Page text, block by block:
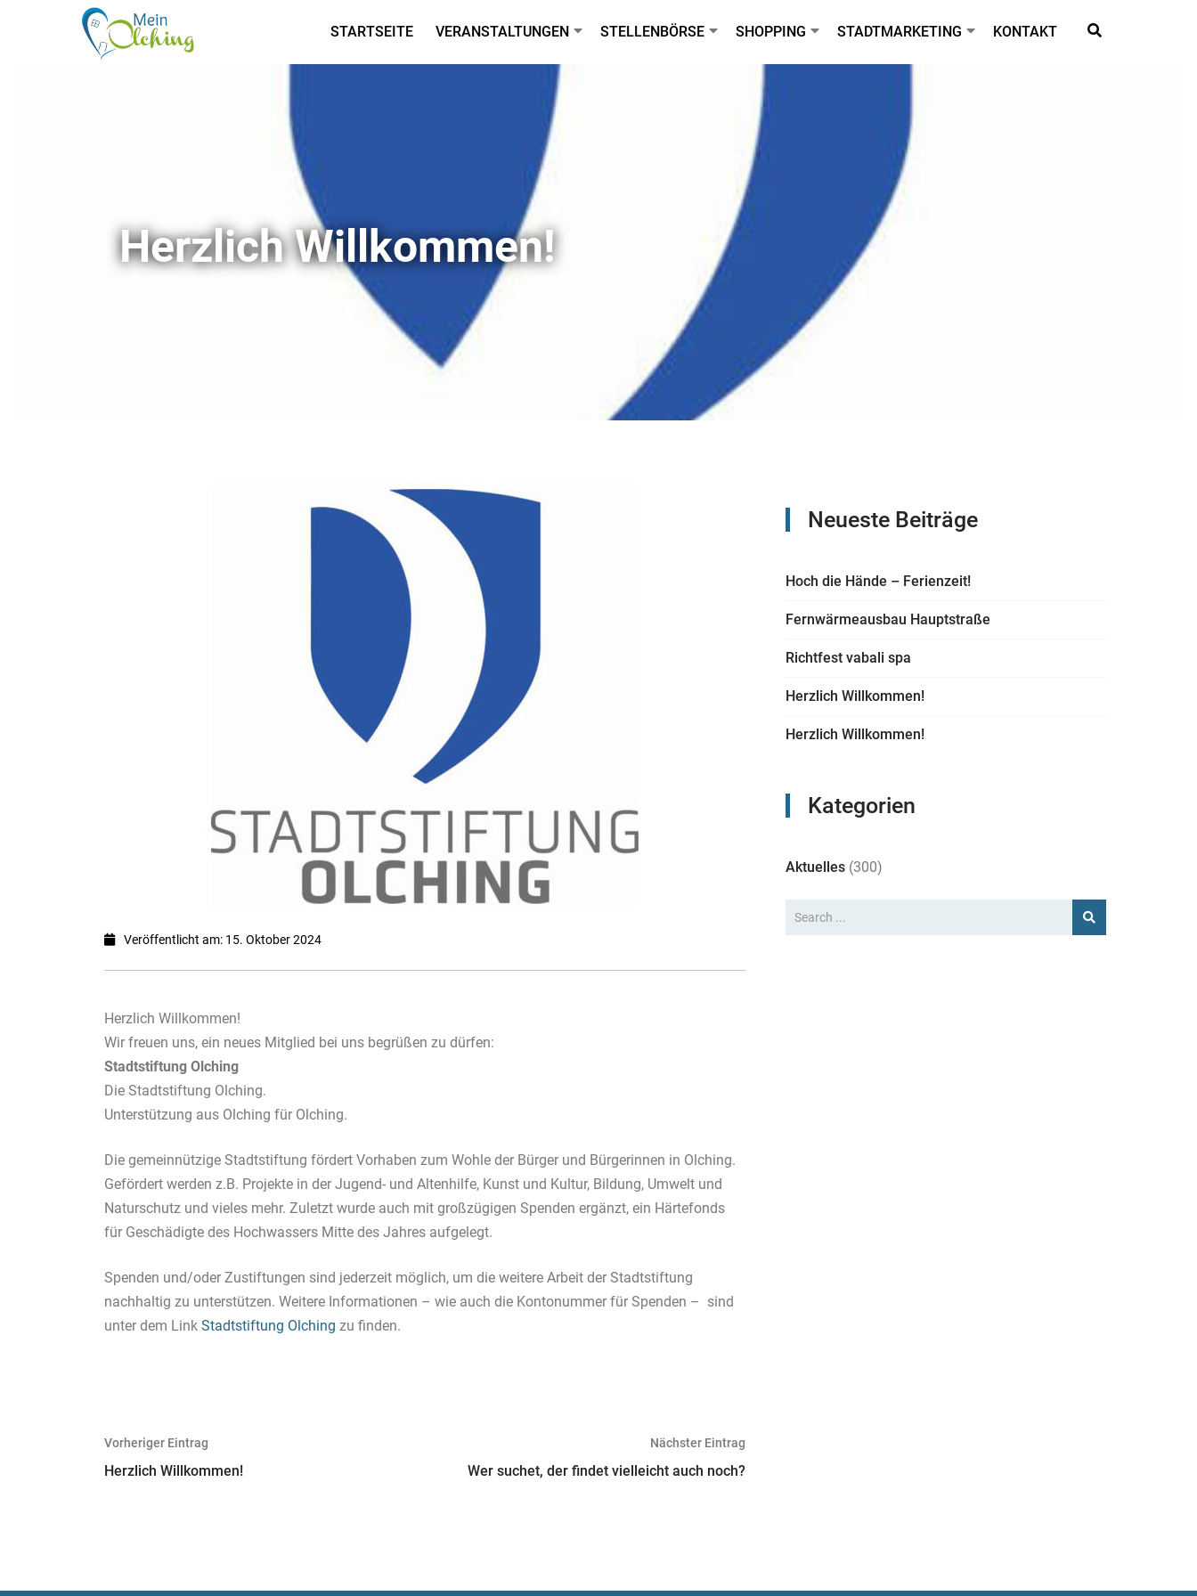
STARTSEITE VERANSTALTUNGEN STELLENBÖRSE SHOPPING STADTMARKETING KONTAKT
Herzlich Willkommen!
Veröffentlicht am: 15. Oktober 2024
Herzlich Willkommen!
Wir freuen uns, ein neues Mitglied bei uns begrüßen zu dürfen:
Stadtstiftung Olching
Die Stadtstiftung Olching.
Unterstützung aus Olching für Olching.
Die gemeinnützige Stadtstiftung fördert Vorhaben zum Wohle der Bürger und Bürgerinnen in Olching.
Gefördert werden z.B. Projekte in der Jugend- und Altenhilfe, Kunst und Kultur, Bildung, Umwelt und
Naturschutz und vieles mehr. Zuletzt wurde auch mit großzügigen Spenden ergänzt, ein Härtefonds
für Geschädigte des Hochwassers Mitte des Jahres aufgelegt.
Spenden und/oder Zustiftungen sind jederzeit möglich, um die weitere Arbeit der Stadtstiftung
nachhaltig zu unterstützen. Weitere Informationen – wie auch die Kontonummer für Spenden – sind
unter dem Link Stadtstiftung Olching zu finden.
Beitragsnavigation
Vorheriger Eintrag
Herzlich Willkommen!
Nächster Eintrag
Wer suchet, der findet vielleicht auch noch?
Neueste Beiträge
Hoch die Hände – Ferienzeit!
Fernwärmeausbau Hauptstraße
Richtfest vabali spa
Herzlich Willkommen!
Herzlich Willkommen!
Kategorien
Aktuelles (300)